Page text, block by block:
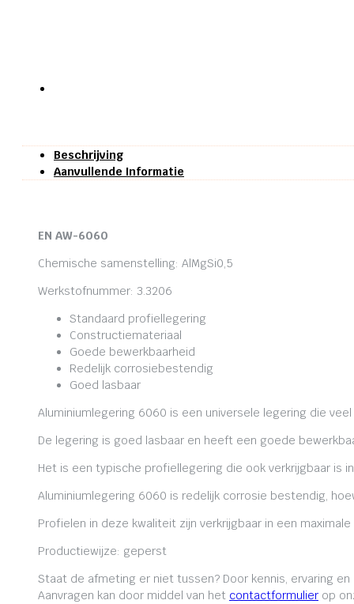
Beschrijving
Aanvullende Informatie
EN AW-6060
Chemische samenstelling: AlMgSi0,5
Werkstofnummer: 3.3206
Standaard profiellegering
Constructiemateriaal
Goede bewerkbaarheid
Redelijk corrosiebestendig
Goed lasbaar
Aluminiumlegering 6060 is een universele legering die
De legering is goed lasbaar en heeft een goede
Het is een typische profiellegering die ook verkrijgbaar is
Aluminiumlegering 6060 is redelijk corrosie bestendig,
Profielen in deze kwaliteit zijn verkrijgbaar in een
Productiewijze: geperst
Staat de afmeting er niet tussen? Door kennis, ervaring
Aanvragen kan door middel van het contactformulier op